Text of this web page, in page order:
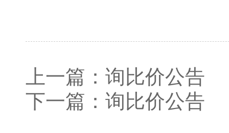
上一篇： 询比价公告
下一篇： 询比价公告